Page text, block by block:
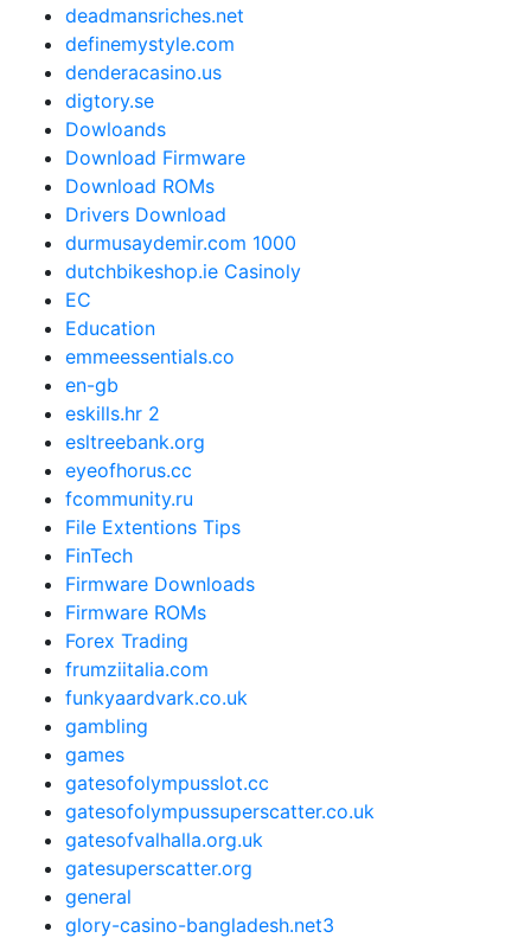
deadmansriches.net
definemystyle.com
denderacasino.us
digtory.se
Dowloands
Download Firmware
Download ROMs
Drivers Download
durmusaydemir.com 1000
dutchbikeshop.ie Casinoly
EC
Education
emmeessentials.co
en-gb
eskills.hr 2
esltreebank.org
eyeofhorus.cc
fcommunity.ru
File Extentions Tips
FinTech
Firmware Downloads
Firmware ROMs
Forex Trading
frumziitalia.com
funkyaardvark.co.uk
gambling
games
gatesofolympusslot.cc
gatesofolympussuperscatter.co.uk
gatesofvalhalla.org.uk
gatesuperscatter.org
general
glory-casino-bangladesh.net3